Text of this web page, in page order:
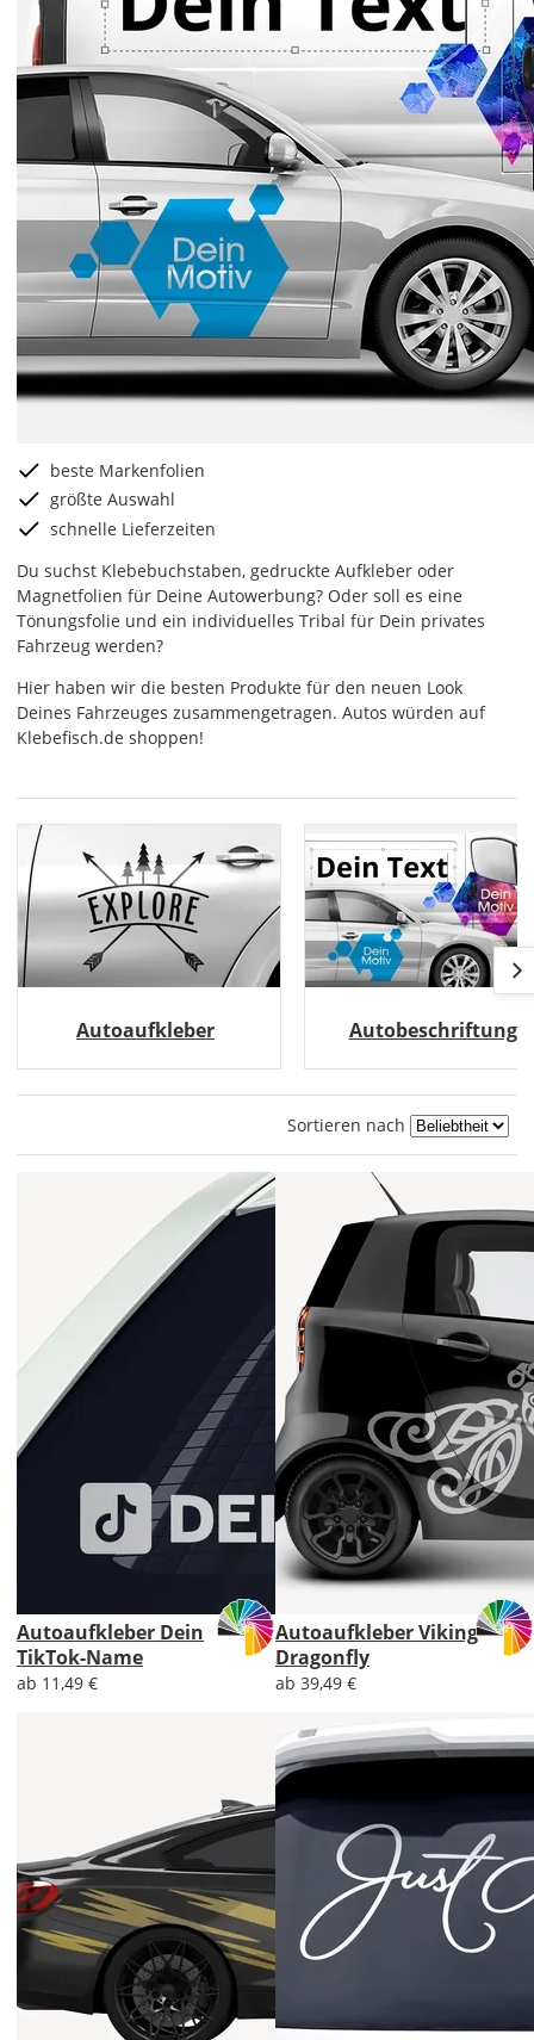
beste Markenfolien
größte Auswahl
schnelle Lieferzeiten
Du suchst Klebebuchstaben, gedruckte Aufkleber oder
Magnetfolien für Deine Autowerbung? Oder soll es eine
Tönungsfolie und ein individuelles Tribal für Dein privates
Fahrzeug werden?
Hier haben wir die besten Produkte für den neuen Look
Deines Fahrzeuges zusammengetragen. Autos würden auf
Klebefisch.de shoppen!
Autoaufkleber Autobeschriftung
Sortieren nach
Autoaufkleber Dein
TikTok-Name
ab 11,49 €
Autoaufkleber Viking
Dragonfly
ab 39,49 €